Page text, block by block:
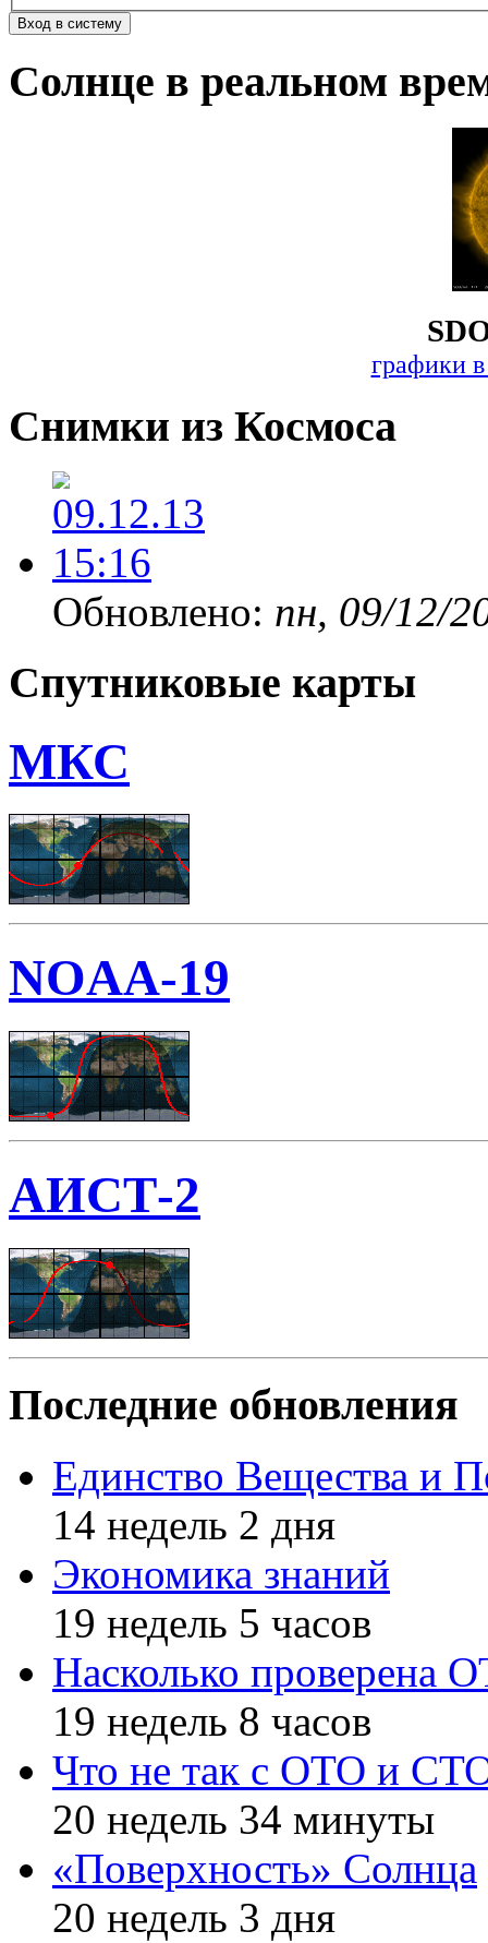
Солнце в реальном
графики
Снимки из Космоса
Обновлено: пн, 09/12/
Спутниковые карты
МКС
NOAA-19
АИСТ-2
Последние обновления
Единство Вещества и
14 недель 2 дня
Экономика знаний
19 недель 5 часов
Насколько проверена
19 недель 8 часов
Что не так с ОТО и
20 недель 34 минуты
«Поверхность» Солнца
20 недель 3 дня